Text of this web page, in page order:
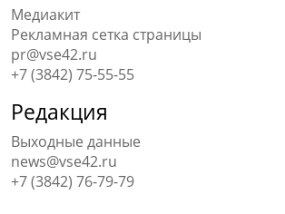
Медиакит
Рекламная сетка страницы
pr@vse42.ru
+7 (3842) 75-55-55
Редакция
Выходные данные
news@vse42.ru
+7 (3842) 76-79-79